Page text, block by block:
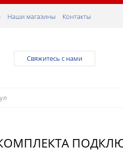
Наши магазины Контакты
Свяжитесь с нами
КОМПЛЕКТА